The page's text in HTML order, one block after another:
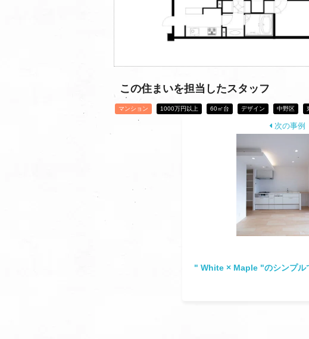
この住まいを担当したスタッフ
マンション 1000万円以上 60㎡台 デザイン 中野区
次の事例
" White × Maple "のシンプル